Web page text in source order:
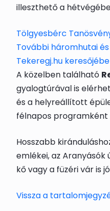
illeszthető a
Tölgyesbérc
További háromhutai
Tekeregj.hu
A közelben található
gyalogtúrával is
és a helyreállított
félnapos programként
Hosszabb
emlékei, az Aranyásók
kő vagy a füzéri vár is
Vissza a